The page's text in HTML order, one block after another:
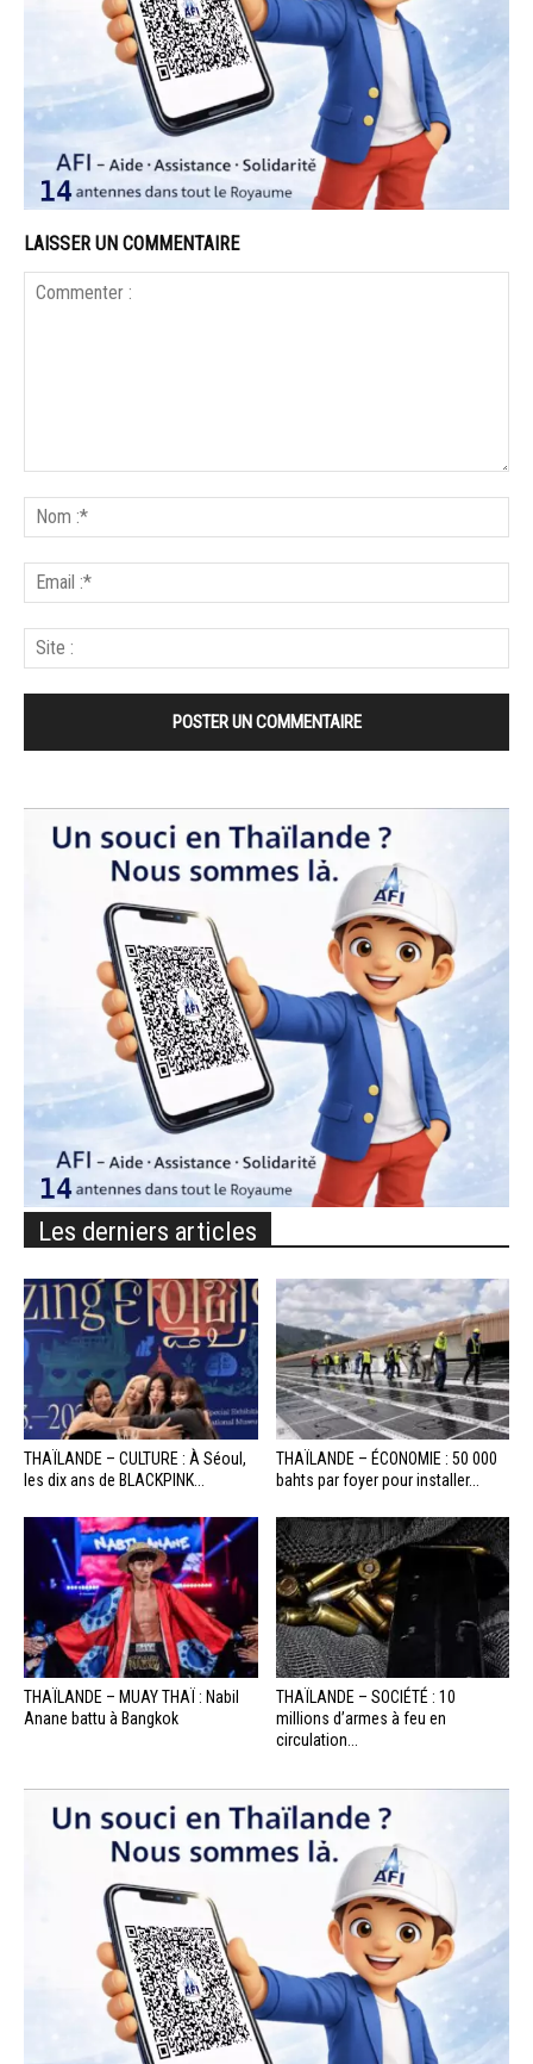
LAISSER UN COMMENTAIRE
Les derniers articles
THAÏLANDE – CULTURE : À Séoul,
les dix ans de BLACKPINK...
THAÏLANDE – ÉCONOMIE : 50 000
bahts par foyer pour installer...
THAÏLANDE – MUAY THAÏ : Nabil
Anane battu à Bangkok
THAÏLANDE – SOCIÉTÉ : 10
millions d’armes à feu en
circulation...